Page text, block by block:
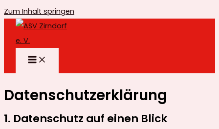
Zum Inhalt springen
Datenschutzerklärung
1. Datenschutz auf einen Blick